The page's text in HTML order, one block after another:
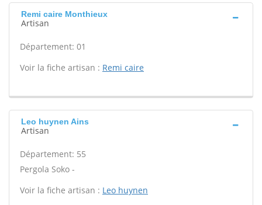
Remi caire Monthieux
Artisan
Département: 01
Voir la fiche artisan : Remi caire
Leo huynen Ains
Artisan
Département: 55
Pergola Soko -
Voir la fiche artisan : Leo huynen